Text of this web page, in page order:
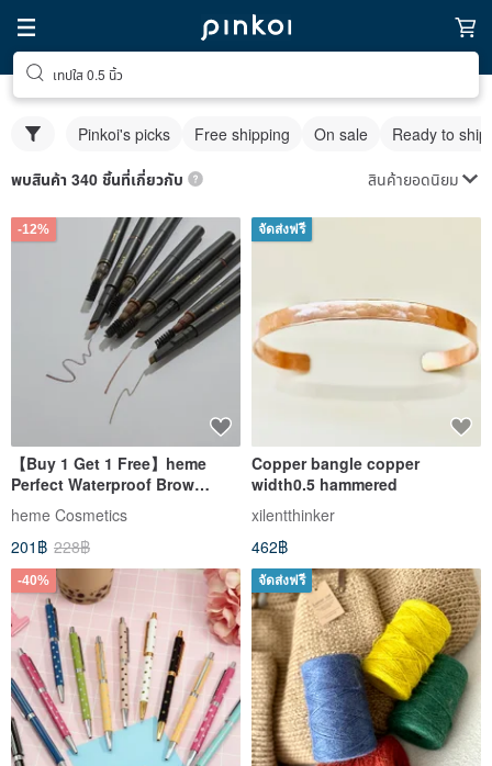
เทปใส 0.5 นิ้ว
Pinkoi's picks Free shipping On sale Ready to ship
พบสินค้า 340 ชิ้นที่เกี่ยวกับ สินค้ายอดนิยม
-12%
【Buy 1 Get 1 Free】heme
Perfect Waterproof Brow
Pencil 0.02 oz
heme Cosmetics
201฿ 228฿
จัดส่งฟรี
Copper bangle copper
width0.5 hammered
xilentthinker
462฿
-40% จัดส่งฟรี